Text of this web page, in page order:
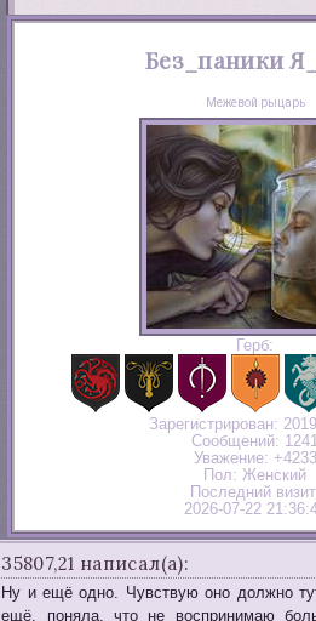
Без_паники
Межевой рыцарь
Герб:
Зарегистрирован:
Сообщений: 1241
Уважение: +4233
Пол: Женский
Последний
2026-07-22
35807,21 написал(а):
Ну и ещё одно. Чувствую оно должно
ещё, поняла, что не воспринимаю